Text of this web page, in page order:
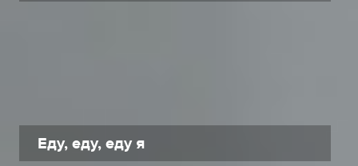
Еду, еду, еду я